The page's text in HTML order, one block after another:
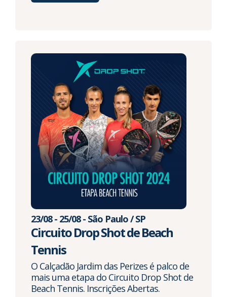
23/08 - 25/08 - São Paulo / SP
Circuito Drop Shot de Beach
Tennis
O Calçadão Jardim das Perizes é palco de
mais uma etapa do Circuito Drop Shot de
Beach Tennis. Inscrições Abertas.